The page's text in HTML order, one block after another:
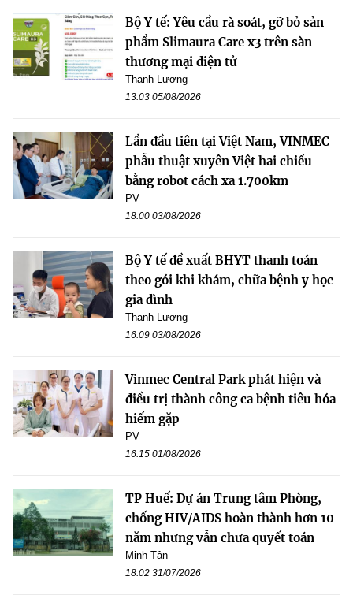
Bộ Y tế: Yêu cầu rà soát, gỡ bỏ sản
phẩm Slimaura Care x3 trên sàn
thương mại điện tử
Thanh Lương
13:03 05/08/2026
Lần đầu tiên tại Việt Nam, VINMEC
phẫu thuật xuyên Việt hai chiều
bằng robot cách xa 1.700km
PV
18:00 03/08/2026
Bộ Y tế đề xuất BHYT thanh toán
theo gói khi khám, chữa bệnh y học
gia đình
Thanh Lương
16:09 03/08/2026
Vinmec Central Park phát hiện và
điều trị thành công ca bệnh tiêu hóa
hiếm gặp
PV
16:15 01/08/2026
TP Huế: Dự án Trung tâm Phòng,
chống HIV/AIDS hoàn thành hơn 10
năm nhưng vẫn chưa quyết toán
Minh Tân
18:02 31/07/2026